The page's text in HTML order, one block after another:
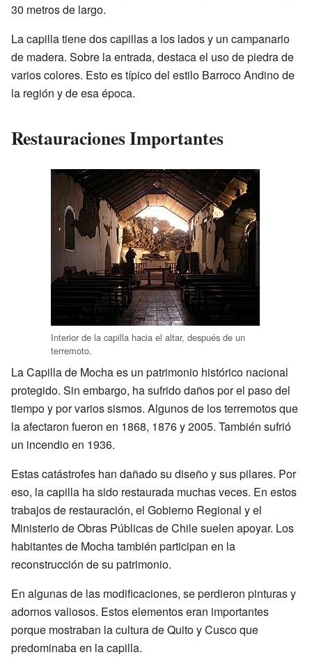
30 metros de largo.
La capilla tiene dos capillas a los lados y un campanario
de madera. Sobre la entrada, destaca el uso de piedra de
varios colores. Esto es típico del estilo Barroco Andino de
la región y de esa época.
Restauraciones Importantes
Interior de la capilla hacia el altar, después de un
terremoto.
La Capilla de Mocha es un patrimonio histórico nacional
protegido. Sin embargo, ha sufrido daños por el paso del
tiempo y por varios sismos. Algunos de los terremotos que
la afectaron fueron en 1868, 1876 y 2005. También sufrió
un incendio en 1936.
Estas catástrofes han dañado su diseño y sus pilares. Por
eso, la capilla ha sido restaurada muchas veces. En estos
trabajos de restauración, el Gobierno Regional y el
Ministerio de Obras Públicas de Chile suelen apoyar. Los
habitantes de Mocha también participan en la
reconstrucción de su patrimonio.
En algunas de las modificaciones, se perdieron pinturas y
adornos valiosos. Estos elementos eran importantes
porque mostraban la cultura de Quito y Cusco que
predominaba en la capilla.